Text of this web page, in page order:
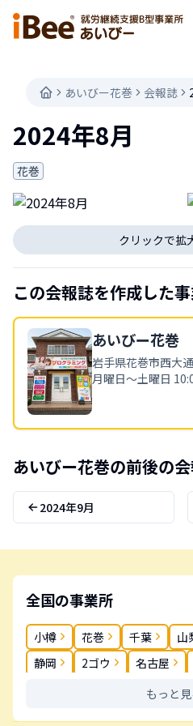
あいびー花巻 会報誌
2024年8月
花巻
クリックで拡
この会報誌を作成した
あいびー花巻
岩手県花巻市西大
月曜日〜土曜日
あいびー花巻の前後の
2024年9月
全国の事業所
小樽 花巻 千葉 山
静岡
2ゴウ 名古屋
松茂 高
もっと見